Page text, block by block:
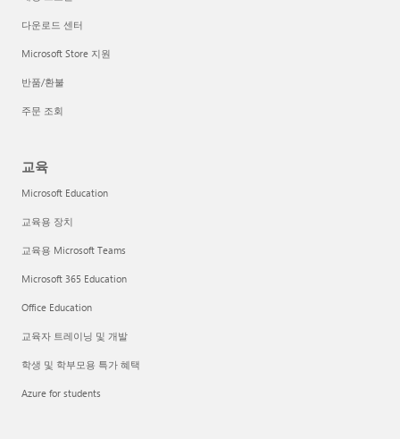
다운로드 센터
Microsoft Store 지원
반품/환불
주문 조회
교육
Microsoft Education
교육용 장치
교육용 Microsoft Teams
Microsoft 365 Education
Office Education
교육자 트레이닝 및 개발
학생 및 학부모용 특가 혜택
Azure for students